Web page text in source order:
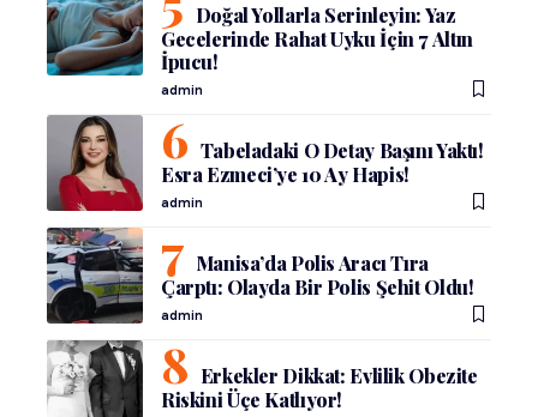
Doğal Yollarla Serinleyin: Yaz
Gecelerinde Rahat Uyku İçin 7 Altın
İpucu!
admin
Tabeladaki O Detay Başını Yaktı!
Esra Ezmeci’ye 10 Ay Hapis!
admin
Manisa’da Polis Aracı Tıra
Çarptı: Olayda Bir Polis Şehit Oldu!
admin
Erkekler Dikkat: Evlilik Obezite
Riskini Üçe Katlıyor!